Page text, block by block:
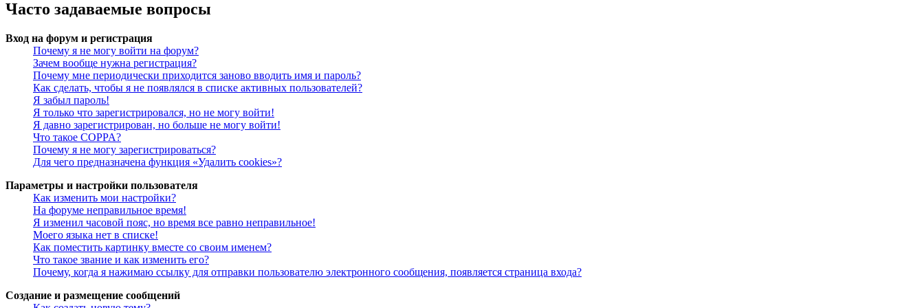
Часто задаваемые вопросы
Вход на форум и регистрация
Почему я не могу войти на форум?
Зачем вообще нужна регистрация?
Почему мне периодически приходится заново вводить имя и пароль?
Как сделать, чтобы я не появлялся в списке активных пользователей?
Я забыл пароль!
Я только что зарегистрировался, но не могу войти!
Я давно зарегистрирован, но больше не могу войти!
Что такое COPPA?
Почему я не могу зарегистрироваться?
Для чего предназначена функция «Удалить cookies»?
Параметры и настройки пользователя
Как изменить мои настройки?
На форуме неправильное время!
Я изменил часовой пояс, но время все равно неправильное!
Моего языка нет в списке!
Как поместить картинку вместе со своим именем?
Что такое звание и как изменить его?
Почему, когда я нажимаю ссылку для отправки пользователю электронного сообщения, появляется страница входа?
Создание и размещение сообщений